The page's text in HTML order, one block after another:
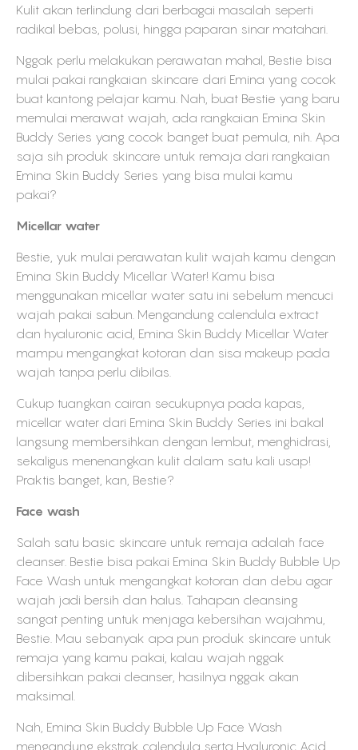
Kulit akan terlindung dari berbagai masalah seperti
radikal bebas, polusi, hingga paparan sinar matahari.
Nggak perlu melakukan perawatan mahal, Bestie bisa
mulai pakai rangkaian skincare dari Emina yang cocok
buat kantong pelajar kamu. Nah, buat Bestie yang baru
memulai merawat wajah, ada rangkaian Emina Skin
Buddy Series yang cocok banget buat pemula, nih. Apa
saja sih produk skincare untuk remaja dari rangkaian
Emina Skin Buddy Series yang bisa mulai kamu
pakai?
Micellar water
Bestie, yuk mulai perawatan kulit wajah kamu dengan
Emina Skin Buddy Micellar Water! Kamu bisa
menggunakan micellar water satu ini sebelum mencuci
wajah pakai sabun. Mengandung calendula extract
dan hyaluronic acid, Emina Skin Buddy Micellar Water
mampu mengangkat kotoran dan sisa makeup pada
wajah tanpa perlu dibilas.
Cukup tuangkan cairan secukupnya pada kapas,
micellar water dari Emina Skin Buddy Series ini bakal
langsung membersihkan dengan lembut, menghidrasi,
sekaligus menenangkan kulit dalam satu kali usap!
Praktis banget, kan, Bestie?
Face wash
Salah satu basic skincare untuk remaja adalah face
cleanser. Bestie bisa pakai Emina Skin Buddy Bubble Up
Face Wash untuk mengangkat kotoran dan debu agar
wajah jadi bersih dan halus. Tahapan cleansing
sangat penting untuk menjaga kebersihan wajahmu,
Bestie. Mau sebanyak apa pun produk skincare untuk
remaja yang kamu pakai, kalau wajah nggak
dibersihkan pakai cleanser, hasilnya nggak akan
maksimal.
Nah, Emina Skin Buddy Bubble Up Face Wash
mengandung ekstrak calendula serta Hyaluronic Acid